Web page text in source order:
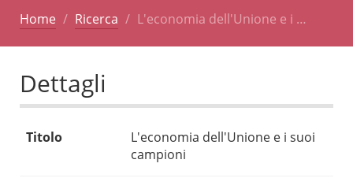
Home Ricerca L'economia dell'Unione e i …
Dettagli
Titolo
L'economia dell'Unione e i suoi
campioni